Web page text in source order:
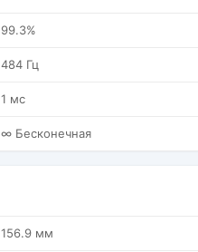
99.3%
484 Гц
1 мс
∞ Бесконечная
156.9 мм